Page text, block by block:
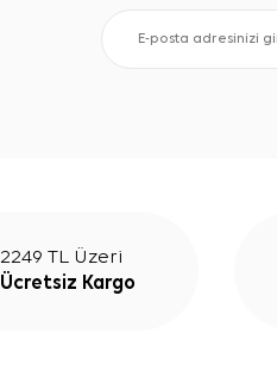
2249 TL Üzeri
Ücretsiz Kargo